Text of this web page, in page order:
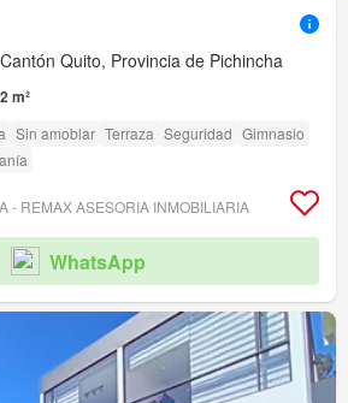
Quito, Provincia de Pichincha
m²
Sin amoblar Terraza Seguridad Gimnasio
- REMAX ASESORIA INMOBILIARIA
WhatsApp